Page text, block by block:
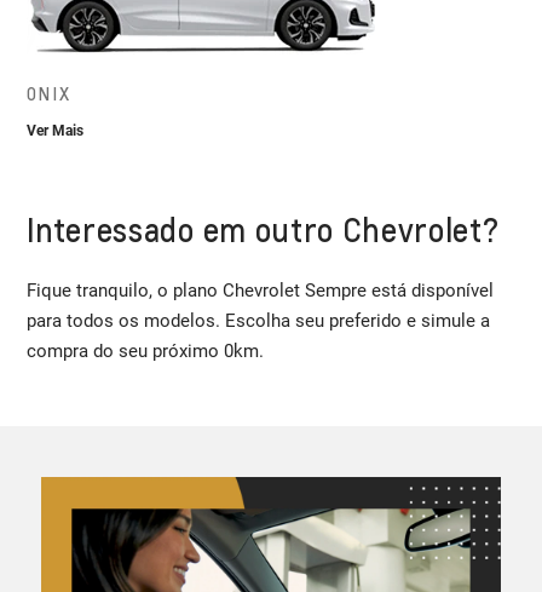
ONIX
Ver Mais
Interessado em outro Chevrolet?
Fique tranquilo, o plano Chevrolet Sempre está disponível
para todos os modelos. Escolha seu preferido e simule a
compra do seu próximo 0km.